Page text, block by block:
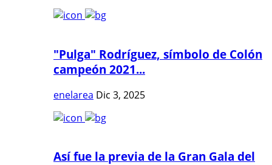
"Pulga" Rodríguez, símbolo de Colón
campeón 2021...
enelarea Dic 3, 2025
Así fue la previa de la Gran Gala del